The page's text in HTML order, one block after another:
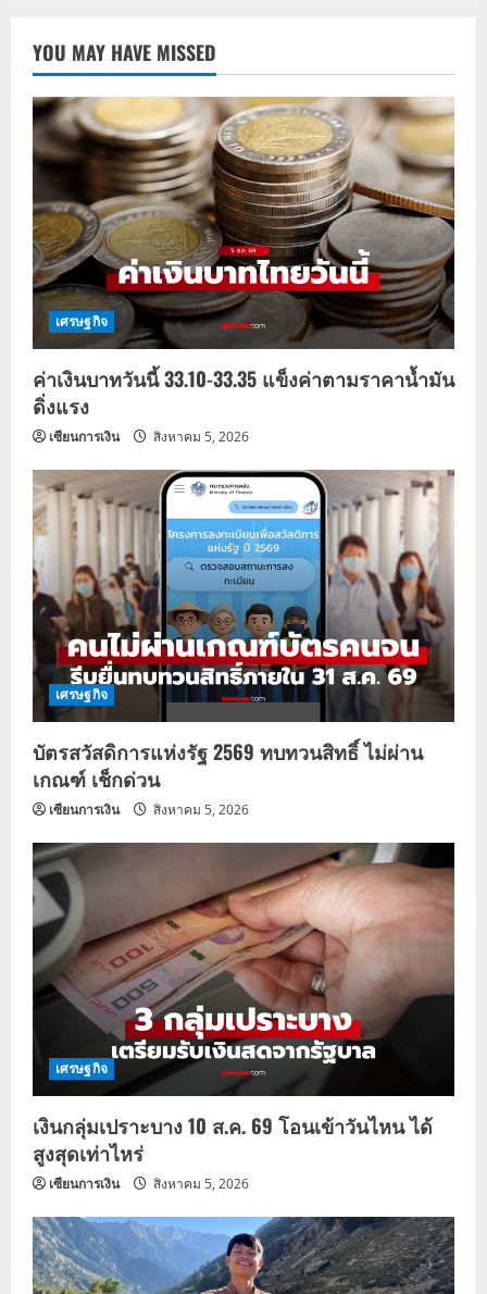
YOU MAY HAVE MISSED
เศรษฐกิจ
ค่าเงินบาทวันนี้ 33.10-33.35 แข็งค่าตามราคาน้ำมัน
ดิ่งแรง
เซียนการเงิน สิงหาคม 5, 2026
เศรษฐกิจ
บัตรสวัสดิการแห่งรัฐ 2569 ทบทวนสิทธิ์ ไม่ผ่าน
เกณฑ์ เช็กด่วน
เซียนการเงิน สิงหาคม 5, 2026
เศรษฐกิจ
เงินกลุ่มเปราะบาง 10 ส.ค. 69 โอนเข้าวันไหน ได้
สูงสุดเท่าไหร่
เซียนการเงิน สิงหาคม 5, 2026